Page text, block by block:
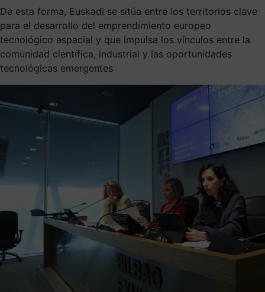
De esta forma, Euskadi se sitúa entre los territorios clave
para el desarrollo del emprendimiento europeo
tecnológico espacial y que impulsa los vínculos entre la
comunidad científica, industrial y las oportunidades
tecnológicas emergentes